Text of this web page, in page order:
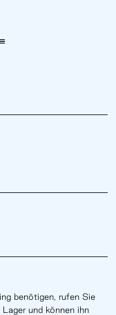
benötigen, rufen Sie
und können ihn